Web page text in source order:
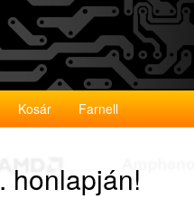
Kosár Farnell
honlapján!